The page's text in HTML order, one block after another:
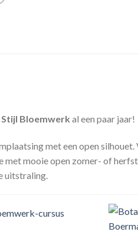
Stijl Bloemwerk al een paar jaar!
met een open
met mooie open zomer- of
uitstraling.